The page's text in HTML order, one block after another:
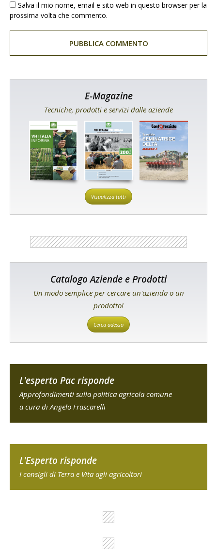
Salva il mio nome, email e sito web in questo browser per la
prossima volta che commento.
E-Magazine
Tecniche, prodotti e servizi dalle aziende
Visualizza tutti
Catalogo Aziende e Prodotti
Un modo semplice per cercare un'azienda o un
prodotto!
Cerca adesso
L'esperto Pac risponde
Approfondimenti sulla politica agricola comune
a cura di Angelo Frascarelli
L'Esperto risponde
I consigli di Terra e Vita agli agricoltori